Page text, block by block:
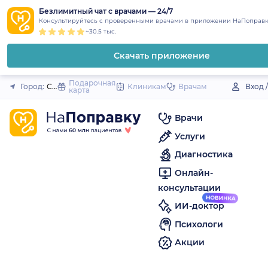
to
content
Безлимитный чат с врачами — 24/7
Консультируйтесь с проверенными врачами в приложении
~30.5 тыс.
Скачать приложение
Закрыть
Город: Соль-Илецк
Подарочная
карта
Клиникам Врачам Вход
Врачи
Услуги
Диагностика
Онлайн-
консультации
ИИ-доктор
Психологи
Акции